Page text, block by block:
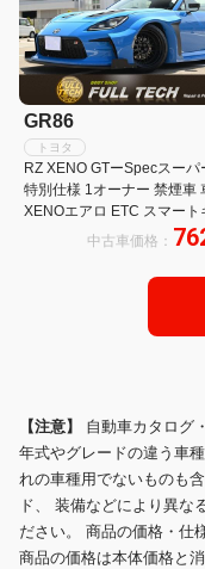
GR86
トヨタ
RZ XENO GTーSpecスーパ
特別仕様 1オーナー 禁煙車
XENOエアロ ETC スマート
正メモリーナビ フルセグ
中古車価格：
【注意】 自動車カタログ
年式やグレードの違う車
れの車種用でないものも
ド、 装備などにより異な
ださい。 商品の価格・仕
商品の価格は本体価格と